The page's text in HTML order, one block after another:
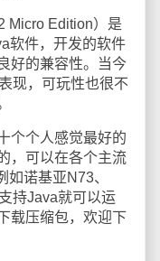
Edition）是
软件，开发的软件
好的兼容性。当今
现，可玩性也很不
个人感觉最好的
，可以在各个主流
诺基亚N73、
持Java就可以运
载压缩包，欢迎下